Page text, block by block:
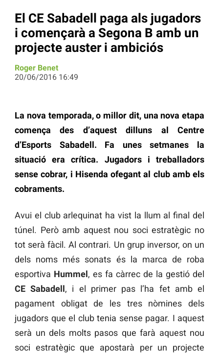
El CE Sabadell paga als jugadors
i començarà a Segona B amb un
projecte auster i ambiciós
Roger Benet
20/06/2016 16:49
La nova temporada, o millor dit, una nova etapa
comença des d’aquest dilluns al Centre
d’Esports Sabadell. Fa unes setmanes la
situació era crítica. Jugadors i treballadors
sense cobrar, i Hisenda ofegant al club amb els
cobraments.
Avui el club arlequinat ha vist la llum al final del
túnel. Però amb aquest nou soci estratègic no
tot serà fàcil. Al contrari. Un grup inversor, on un
dels noms més sonats és la marca de roba
esportiva Hummel, es fa càrrec de la gestió del
CE Sabadell, i el primer pas l’ha fet amb el
pagament obligat de les tres nòmines dels
jugadors que el club tenia sense pagar. I aquest
serà un dels molts pasos que farà aquest nou
soci estratègic que apostarà per un projecte